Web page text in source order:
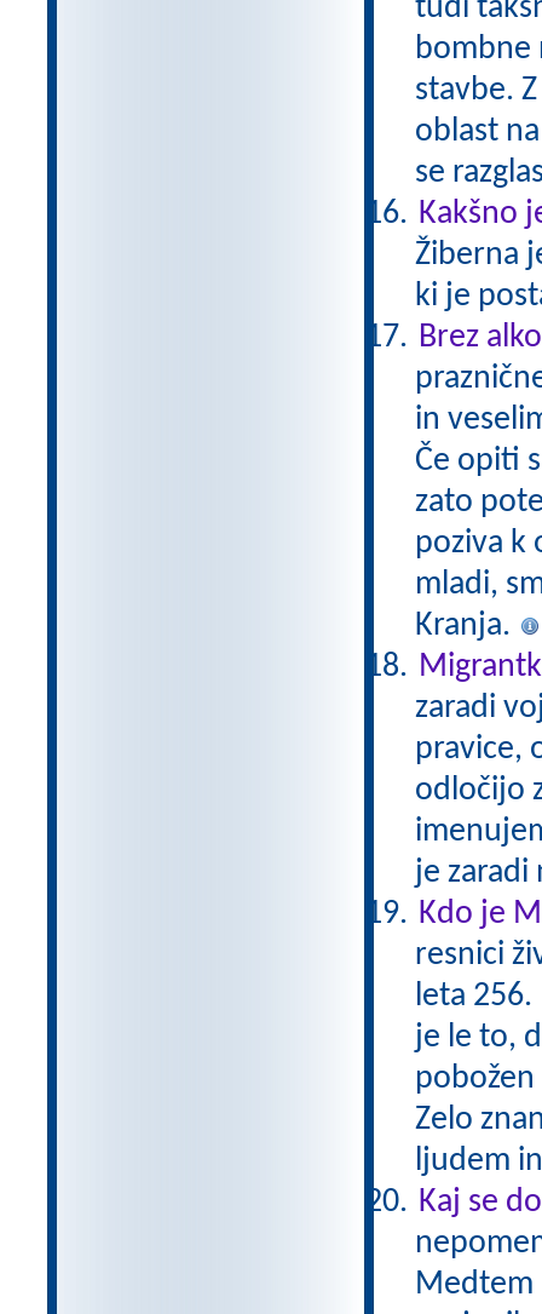
tudi
bombne
stavbe.
oblast
se
Kakšno
Žiberna
ki je
Brez
in
Če opiti
zato
poziva k
mladi,
Kranja.
zaradi
pravice,
odločijo
je
Kdo je
resnici
leta
je le to,
Zelo
ljudem
Kaj se
Medtem